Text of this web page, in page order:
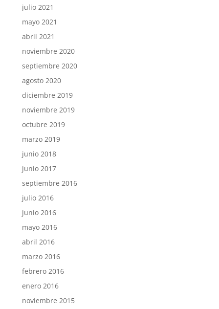
julio 2021
mayo 2021
abril 2021
noviembre 2020
septiembre 2020
agosto 2020
diciembre 2019
noviembre 2019
octubre 2019
marzo 2019
junio 2018
junio 2017
septiembre 2016
julio 2016
junio 2016
mayo 2016
abril 2016
marzo 2016
febrero 2016
enero 2016
noviembre 2015